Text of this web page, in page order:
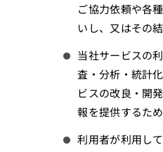
ご協力依頼や各
いし、又はその
当社サービスの
査・分析・統計
ビスの改良・開
報を提供するため
利用者が利用し